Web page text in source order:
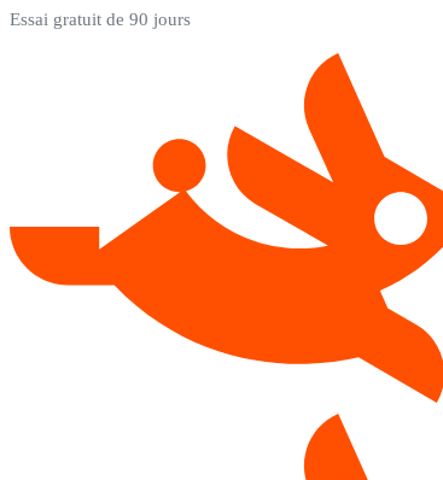
Essai gratuit de 90 jours